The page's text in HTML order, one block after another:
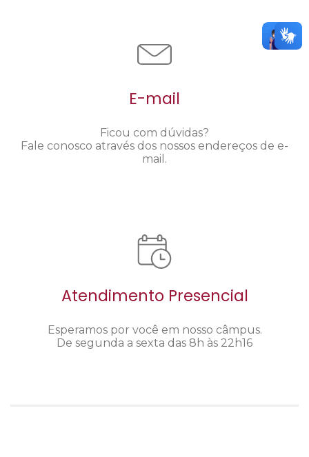
E-mail
Ficou com dúvidas?
Fale conosco através dos nossos endereços de e-
mail.
Atendimento Presencial
Esperamos por você em nosso câmpus.
De segunda a sexta das 8h às 22h16